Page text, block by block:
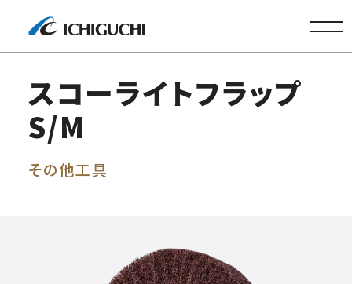
株式会社
スコーライトフラップ
S/M
その他工具